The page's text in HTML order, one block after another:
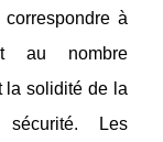
à
au nombre
la solidité de la
sécurité. Les